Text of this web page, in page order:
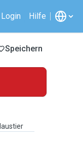
Login Hilfe
Speichern